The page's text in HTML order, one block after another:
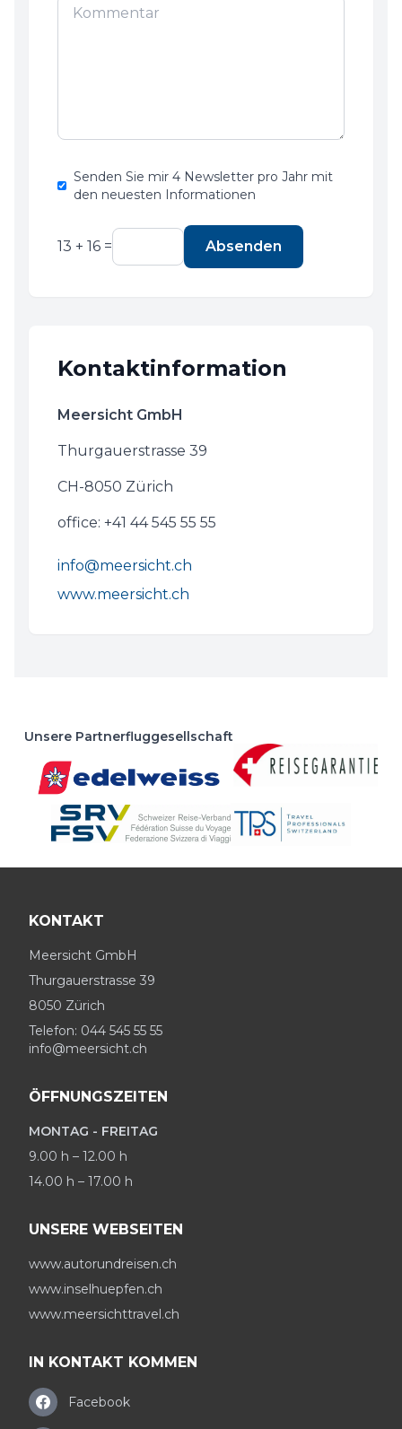
Senden Sie mir 4 Newsletter pro Jahr mit
den neuesten Informationen
13 + 16 = Absenden
Kontaktinformation
Meersicht GmbH
Thurgauerstrasse 39
CH-8050 Zürich
office: +41 44 545 55 55
info@meersicht.ch
www.meersicht.ch
Unsere Partnerfluggesellschaft
KONTAKT
Meersicht GmbH
Thurgauerstrasse 39
8050 Zürich
Telefon: 044 545 55 55
info@meersicht.ch
ÖFFNUNGSZEITEN
MONTAG - FREITAG
9.00 h – 12.00 h
14.00 h – 17.00 h
UNSERE WEBSEITEN
www.autorundreisen.ch
www.inselhuepfen.ch
www.meersichttravel.ch
IN KONTAKT KOMMEN
Facebook